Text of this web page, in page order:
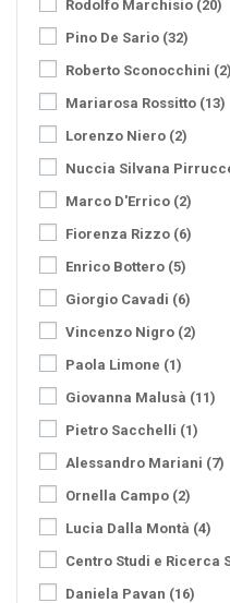
Rodolfo Marchisio (20)
Pino De Sario (32)
Roberto Sconocchini (2)
Mariarosa Rossitto (13)
Lorenzo Niero (2)
Nuccia Silvana
Marco D'Errico (2)
Fiorenza Rizzo (6)
Enrico Bottero (5)
Giorgio Cavadi (6)
Vincenzo Nigro (2)
Paola Limone (1)
Giovanna Malusà (11)
Pietro Sacchelli (1)
Alessandro Mariani (7)
Ornella Campo (2)
Lucia Dalla Montà (4)
Centro Studi e Ricerca
Daniela Pavan (16)